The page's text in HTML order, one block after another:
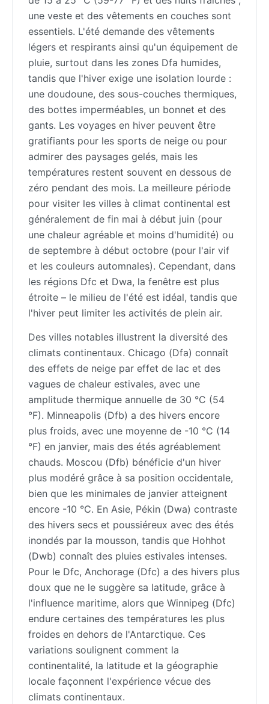
une veste et des vêtements en couches sont
essentiels. L'été demande des vêtements
légers et respirants ainsi qu'un équipement de
pluie, surtout dans les zones Dfa humides,
tandis que l'hiver exige une isolation lourde :
une doudoune, des sous-couches thermiques,
des bottes imperméables, un bonnet et des
gants. Les voyages en hiver peuvent être
gratifiants pour les sports de neige ou pour
admirer des paysages gelés, mais les
températures restent souvent en dessous de
zéro pendant des mois. La meilleure période
pour visiter les villes à climat continental est
généralement de fin mai à début juin (pour
une chaleur agréable et moins d'humidité) ou
de septembre à début octobre (pour l'air vif
et les couleurs automnales). Cependant, dans
les régions Dfc et Dwa, la fenêtre est plus
étroite – le milieu de l'été est idéal, tandis que
l'hiver peut limiter les activités de plein air.
Des villes notables illustrent la diversité des
climats continentaux. Chicago (Dfa) connaît
des effets de neige par effet de lac et des
vagues de chaleur estivales, avec une
amplitude thermique annuelle de 30 °C (54
°F). Minneapolis (Dfb) a des hivers encore
plus froids, avec une moyenne de -10 °C (14
°F) en janvier, mais des étés agréablement
chauds. Moscou (Dfb) bénéficie d'un hiver
plus modéré grâce à sa position occidentale,
bien que les minimales de janvier atteignent
encore -10 °C. En Asie, Pékin (Dwa) contraste
des hivers secs et poussiéreux avec des étés
inondés par la mousson, tandis que Hohhot
(Dwb) connaît des pluies estivales intenses.
Pour le Dfc, Anchorage (Dfc) a des hivers plus
doux que ne le suggère sa latitude, grâce à
l'influence maritime, alors que Winnipeg (Dfc)
endure certaines des températures les plus
froides en dehors de l'Antarctique. Ces
variations soulignent comment la
continentalité, la latitude et la géographie
locale façonnent l'expérience vécue des
climats continentaux.